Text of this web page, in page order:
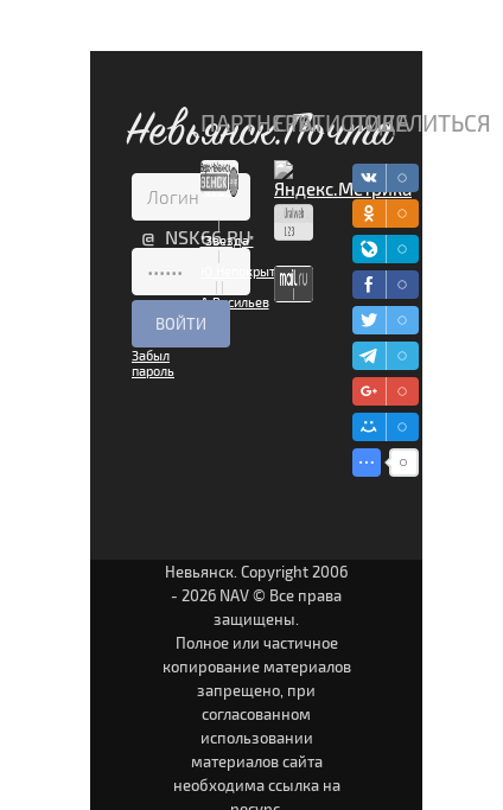
Невьянск.Почта
@ NSK66.RU
Забыл
пароль
ПАРТНЕРЫ
|
"Звезда"
|
Ю.Непокрытая
| |
А.Васильев
СТАТИСТИКАПОДЕЛИТЬСЯ
Невьянск. Copyright 2006
- 2026 NAV © Все права
защищены.
Полное или частичное
копирование материалов
запрещено, при
согласованном
использовании
материалов сайта
необходима ссылка на